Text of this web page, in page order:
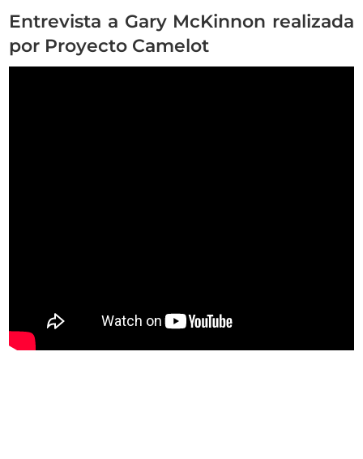
Entrevista a Gary McKinnon realizada
por Proyecto Camelot